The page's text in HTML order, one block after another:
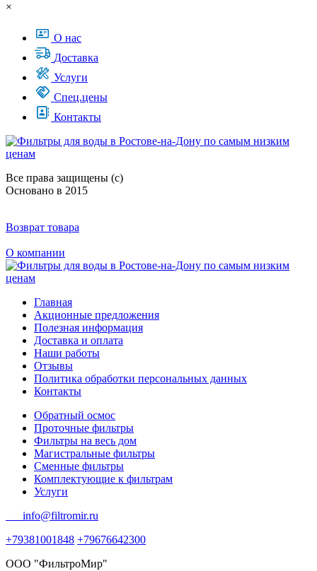
×
О нас
Доставка
Услуги
Спец.цены
Контакты
Все права защищены (с)
Основано в 2015
Возврат товара
О компании
Главная
Акционные предложения
Полезная информация
Доставка и оплата
Наши работы
Отзывы
Политика обработки персональных данных
Контакты
Обратный осмос
Проточные фильтры
Фильтры на весь дом
Магистральные фильтры
Сменные фильтры
Комплектующие к фильтрам
Услуги
info@filtromir.ru
+79381001848 +79676642300
ООО "ФильтроМир"